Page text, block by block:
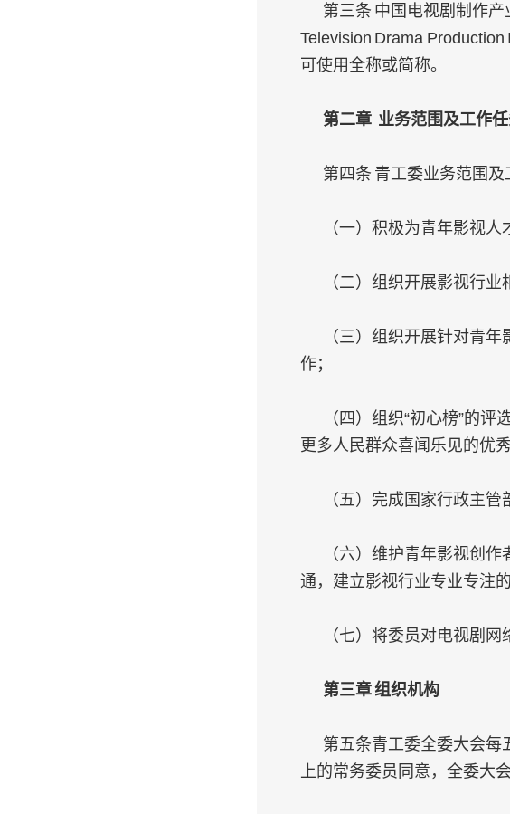
第三条 中国电视剧制作
Television Drama
可使用全称或简称。
第二章 业务范围及工作
第四条 青工委业务范围及
（一）积极为青年影视
（二）组织开展影视行
（三）组织开展针对青
作；
（四）组织“初心榜”的
更多人民群众喜闻乐见的优秀
（五）完成国家行政主
（六）维护青年影视创
通，建立影视行业专业专注
（七）将委员对电视剧
第三章 组织机构
第五条青工委全委大会每
上的常务委员同意，全委大